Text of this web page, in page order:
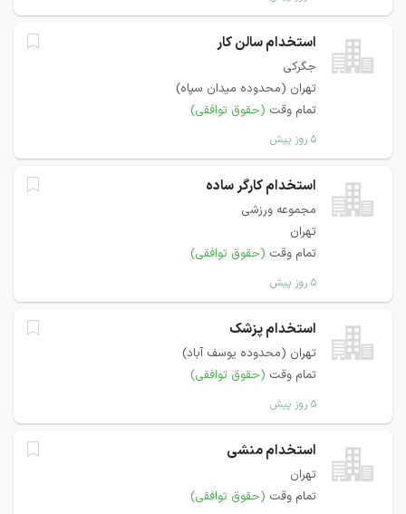
استخدام سالن کار
جگرکی
تهران (محدوده میدان سپاه)
تمام وقت (حقوق توافقی)
۵ روز پیش
استخدام کارگر ساده
مجموعه ورزشی
تهران
تمام وقت (حقوق توافقی)
۵ روز پیش
استخدام پزشک
تهران (محدوده یوسف آباد)
تمام وقت (حقوق توافقی)
۵ روز پیش
استخدام منشی
تهران
تمام وقت (حقوق توافقی)